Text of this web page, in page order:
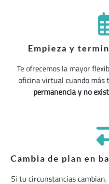
Empieza y
Te ofrecemos la mayor
oficina virtual cuando más
permanencia y no
Cambia de plan en
Si tu circunstancias